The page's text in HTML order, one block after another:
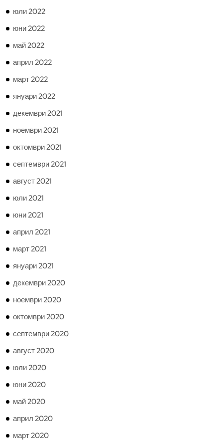
юли 2022
юни 2022
май 2022
април 2022
март 2022
януари 2022
декември 2021
ноември 2021
октомври 2021
септември 2021
август 2021
юли 2021
юни 2021
април 2021
март 2021
януари 2021
декември 2020
ноември 2020
октомври 2020
септември 2020
август 2020
юли 2020
юни 2020
май 2020
април 2020
март 2020